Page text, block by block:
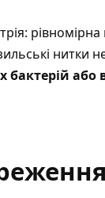
нитки
бактерій або